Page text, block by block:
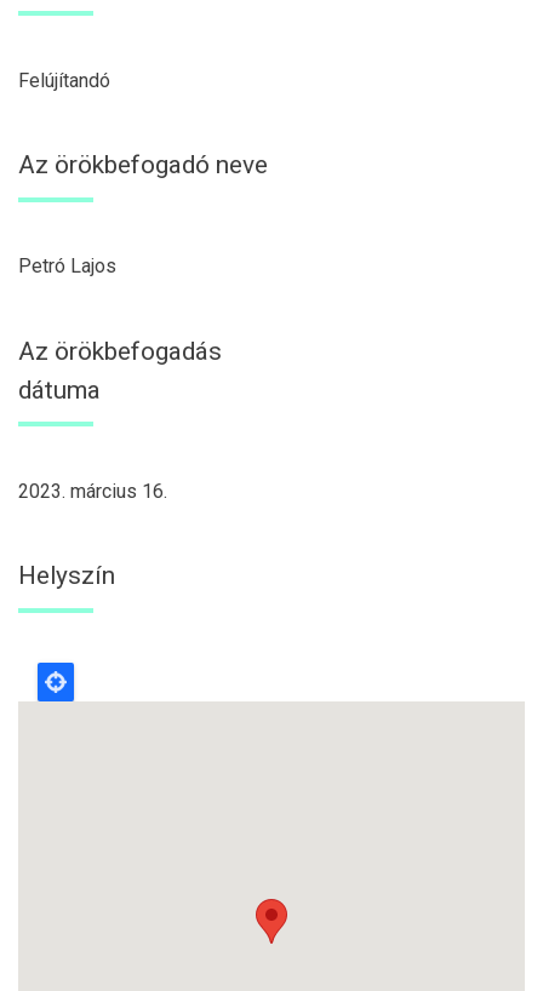
Felújítandó
Az örökbefogadó neve
Petró Lajos
Az örökbefogadás
dátuma
2023. március 16.
Helyszín